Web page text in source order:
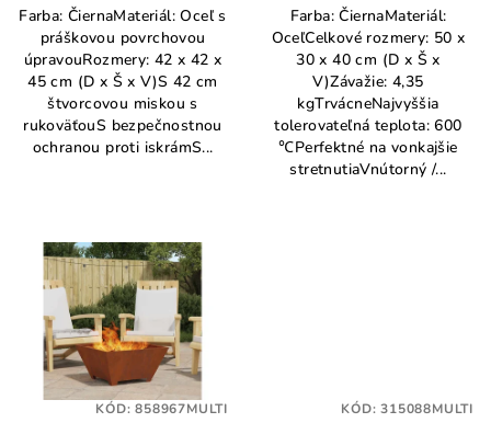
Farba: ČiernaMateriál: Oceľ s
práškovou povrchovou
úpravouRozmery: 42 x 42 x
45 cm (D x Š x V)S 42 cm
štvorcovou miskou s
rukoväťouS bezpečnostnou
ochranou proti iskrámS...
Farba: ČiernaMateriál:
OceľCelkové rozmery: 50 x
30 x 40 cm (D x Š x
V)Závažie: 4,35
kgTrvácneNajvyššia
tolerovateľná teplota: 600
℃Perfektné na vonkajšie
stretnutiaVnútorný /...
KÓD:858967MULTI KÓD:315088MULTI